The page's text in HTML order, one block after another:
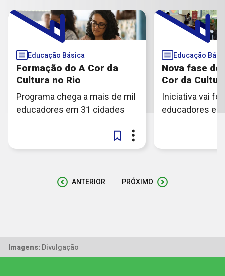
Educação Básica
Formação do A Cor da
Cultura no Rio
Programa chega a mais de mil
educadores em 31 cidades
Educação
Nova fase do
Cor da
Iniciativa vai
educadores
ANTERIOR PRÓXIMO
Imagens: Divulgação